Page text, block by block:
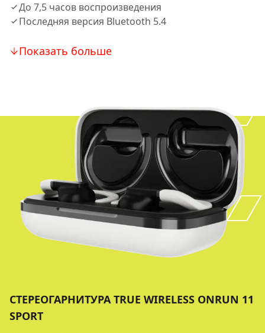
До 7,5 часов воспроизведения
Последняя версия Bluetooth 5.4
Показать больше
СТЕРЕОГАРНИТУРА TRUE WIRELESS ONRUN 11
SPORT